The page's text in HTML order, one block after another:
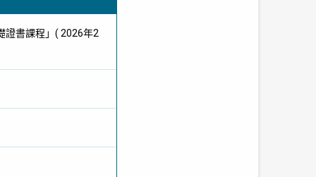
證書課程」( 2026年2